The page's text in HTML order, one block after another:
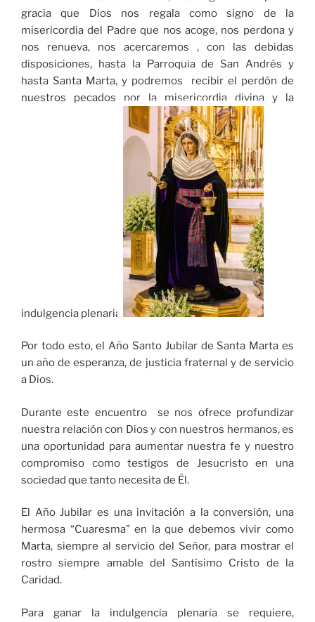
gracia que Dios nos regala como signo de la
misericordia del Padre que nos acoge, nos perdona y
nos renueva, nos acercaremos , con las debidas
disposiciones, hasta la Parroquia de San Andrés y
hasta Santa Marta, y podremos recibir el perdón de
nuestros pecados por la misericordia divina y la
indulgencia plenaria.
Por todo esto, el Año Santo Jubilar de Santa Marta es
un año de esperanza, de justicia fraternal y de servicio
a Dios.
Durante este encuentro se nos ofrece profundizar
nuestra relación con Dios y con nuestros hermanos, es
una oportunidad para aumentar nuestra fe y nuestro
compromiso como testigos de Jesucristo en una
sociedad que tanto necesita de Él.
El Año Jubilar es una invitación a la conversión, una
hermosa “Cuaresma” en la que debemos vivir como
Marta, siempre al servicio del Señor, para mostrar el
rostro siempre amable del Santísimo Cristo de la
Caridad.
Para ganar la indulgencia plenaria se requiere,